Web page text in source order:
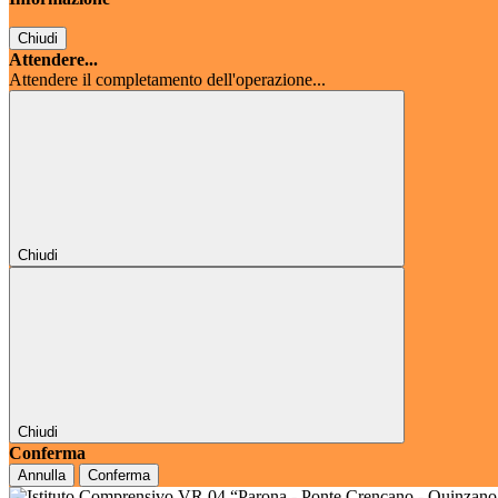
Chiudi
Attendere...
Attendere il completamento dell'operazione...
Chiudi
Chiudi
Conferma
Annulla Conferma